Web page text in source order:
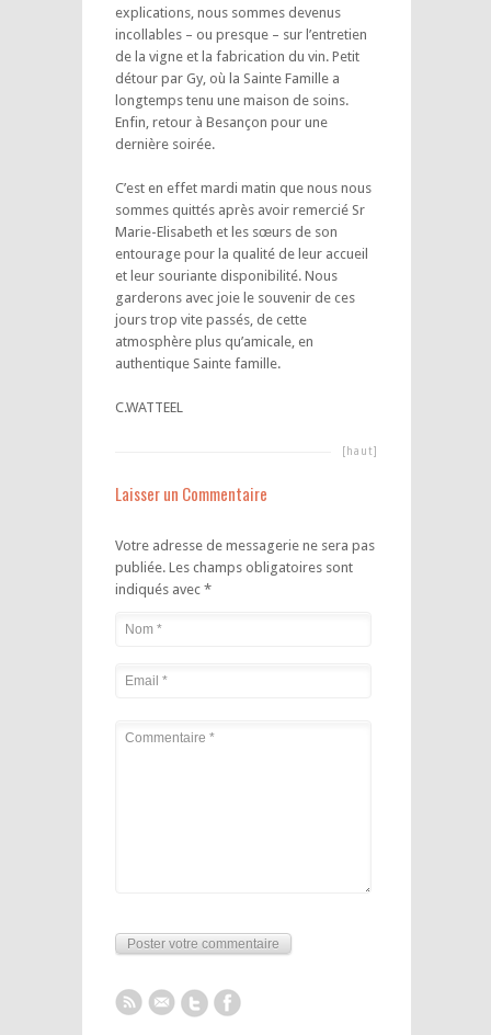
explications, nous sommes devenus
incollables – ou presque – sur l’entretien
de la vigne et la fabrication du vin. Petit
détour par Gy, où la Sainte Famille a
longtemps tenu une maison de soins.
Enfin, retour à Besançon pour une
dernière soirée.
C’est en effet mardi matin que nous nous
sommes quittés après avoir remercié Sr
Marie-Elisabeth et les sœurs de son
entourage pour la qualité de leur accueil
et leur souriante disponibilité. Nous
garderons avec joie le souvenir de ces
jours trop vite passés, de cette
atmosphère plus qu’amicale, en
authentique Sainte famille.
C.WATTEEL
[haut]
Laisser un Commentaire
Votre adresse de messagerie ne sera pas
publiée.Les champs obligatoires sont
indiqués avec *